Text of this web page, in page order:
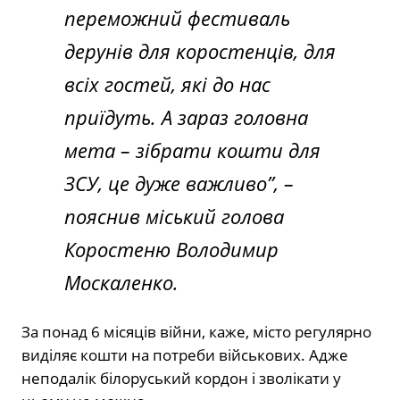
переможний фестиваль
дерунів для коростенців, для
всіх гостей, які до нас
приїдуть. А зараз головна
мета – зібрати кошти для
ЗСУ, це дуже важливо”, –
пояснив міський голова
Коростеню Володимир
Москаленко.
За понад 6 місяців війни, каже, місто регулярно
виділяє кошти на потреби військових. Адже
неподалік білоруський кордон і зволікати у